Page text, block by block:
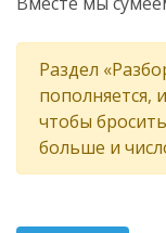
Раздел
пополняется,
чтобы
больше и